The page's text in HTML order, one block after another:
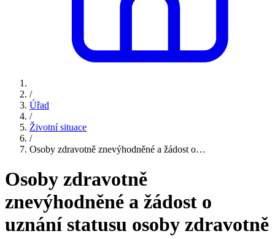
/
Úřad
/
Životní situace
/
Osoby zdravotně znevýhodněné a žádost o…
Osoby zdravotně
znevýhodněné a žádost o
uznání statusu osoby zdravotně